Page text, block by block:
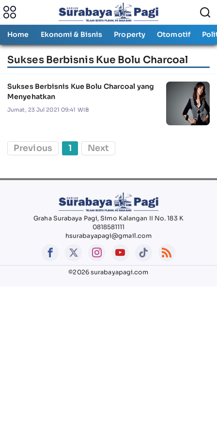
Home Ekonomi & Bisnis Property Otomotif
Sukses Berbisnis Kue Bolu Charcoal
Sukses Berbisnis Kue Bolu Charcoal yang
Menyehatkan
Jumat, 23 Jul 2021 09:41 WIB
Previous 1 Next
Graha Surabaya Pagi, Simo Kalangan II No. 183 K
0818581111
hsurabayapagi@gmail.com
©2026 surabayapagi.com